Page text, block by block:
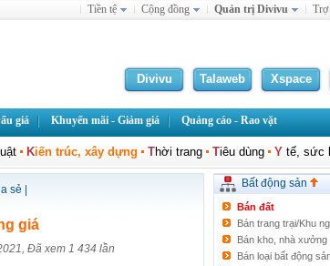
Tiền tệ Cộng đồng Quản trị Divivu Trợ
Divivu Talaweb Xspace
giá Khuyến mãi - Giảm giá Quảng cáo - Rao vặt
Kiến trúc, xây dựng Thời trang Tiêu dùng Y tế, sức
sẻ
giá
Đã xem 1 434 lần
Bất động sản
Bất động sản cho thuê
Bán nhà riêng
Căn hộ cao cấp
Bán nhà biệt thự/Liền
Bán nhà mặt phố
Bán đất nền dự án
Kho tàng/Bến bãi
Bán đất
Bán trang trại/Khu
Bán kho, nhà xưởng
Bán loại bất động